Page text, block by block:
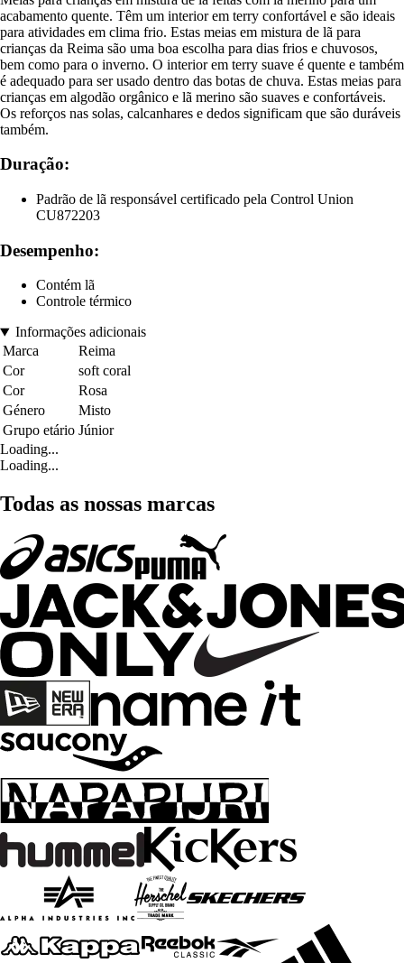
acabamento quente. Têm um interior em terry confortável e são ideais
para atividades em clima frio. Estas meias em mistura de lã para
crianças da Reima são uma boa escolha para dias frios e chuvosos,
bem como para o inverno. O interior em terry suave é quente e também
é adequado para ser usado dentro das botas de chuva. Estas meias para
crianças em algodão orgânico e lã merino são suaves e confortáveis.
Os reforços nas solas, calcanhares e dedos significam que são duráveis
também.
Duração:
Padrão de lã responsável certificado pela Control Union
CU872203
Desempenho:
Contém lã
Controle térmico
Informações adicionais
Marca
Reima
Cor
soft coral
Cor
Rosa
Género
Misto
Grupo etário Júnior
Loading...
Loading...
Todas as nossas marcas